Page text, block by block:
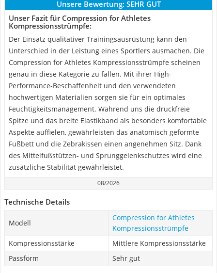
Unsere Bewertung: SEHR GUT
Unser Fazit für Compression for Athletes
Kompressionsstrümpfe:
Der Einsatz qualitativer Trainingsausrüstung kann den
Unterschied in der Leistung eines Sportlers ausmachen. Die
Compression for Athletes Kompressionsstrümpfe scheinen
genau in diese Kategorie zu fallen. Mit ihrer High-
Performance-Beschaffenheit und den verwendeten
hochwertigen Materialien sorgen sie für ein optimales
Feuchtigkeitsmanagement. Während uns die druckfreie
Spitze und das breite Elastikband als besonders komfortable
Aspekte auffielen, gewährleisten das anatomisch geformte
Fußbett und die Zebrakissen einen angenehmen Sitz. Dank
des Mittelfußstützen- und Sprunggelenkschutzes wird eine
zusätzliche Stabilität gewährleistet.
08/2026
Technische Details
Modell
Compression for Athletes
Kompressionsstrümpfe
Kompressionsstärke
Mittlere Kompressionsstärke
Passform
Sehr gut